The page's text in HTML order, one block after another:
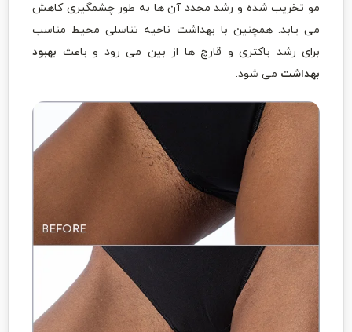
مو تخریب شده و رشد مجدد آن ها به طور چشمگیری کاهش
می یابد. همچنین با بهداشت ناحیه تناسلی محیط مناسب
برای رشد باکتری و قارچ ها از بین می رود و باعث بهبود
بهداشت می شود.